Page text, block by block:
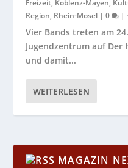
Freizeit, Koblenz-Mayen,
Region, Rhein-Mosel |0 |
Vier Bands treten am
Jugendzentrum auf
und damit...
WEITERLESEN
MAGAZIN